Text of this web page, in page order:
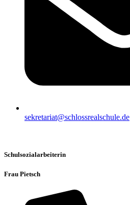
sekretariat@schlossrealschule.de
Schulsozialarbeiterin
Frau Pietsch